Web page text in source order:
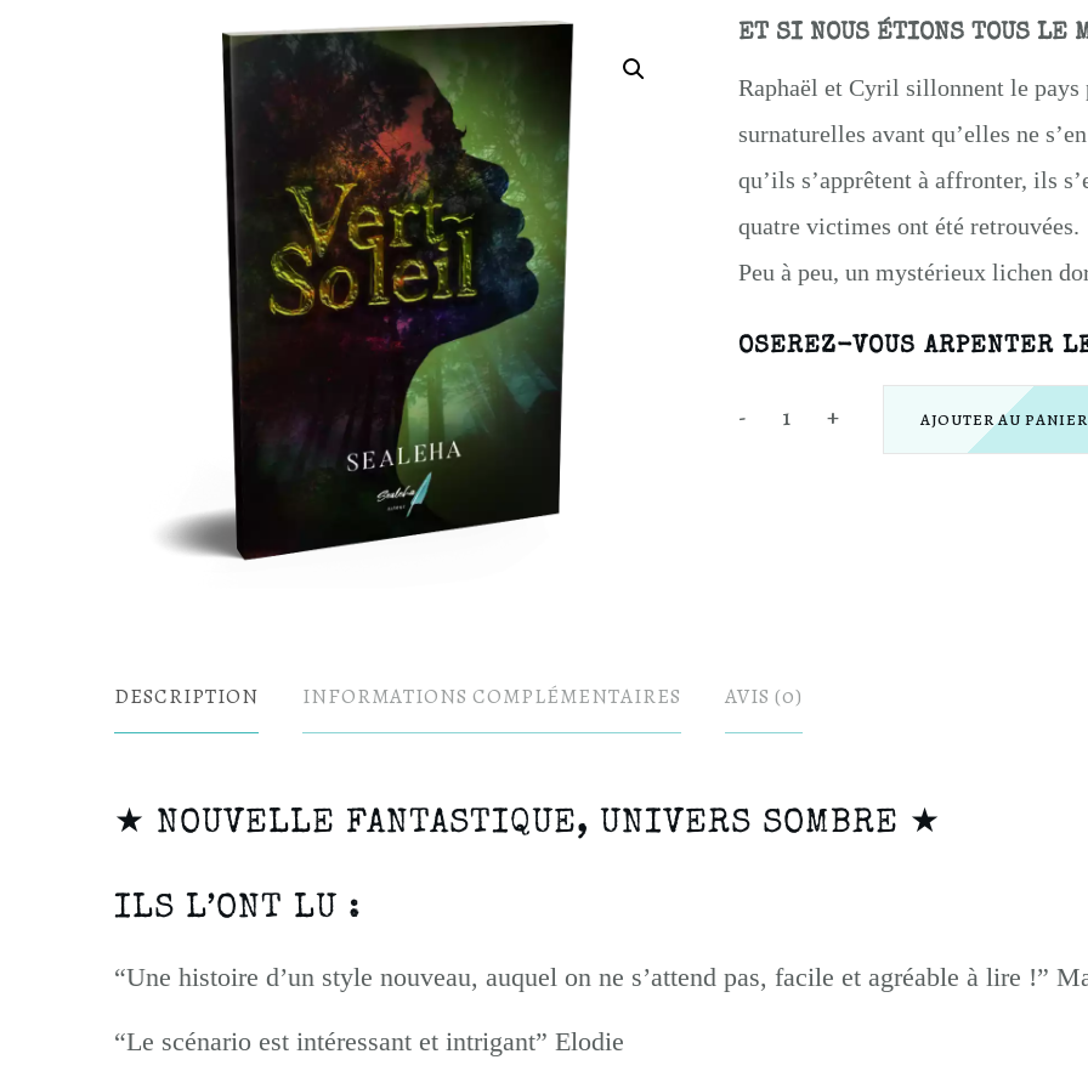
ET SI NOUS ÉTIONS TOUS LE
Raphaël et Cyril sillonnent le pays
surnaturelles avant qu’elles ne
qu’ils s’apprêtent à affronter, ils
quatre victimes ont été retrouvées.
Peu à peu, un mystérieux lichen
OSEREZ-VOUS ARPENTER
- + AJOUTER AU PANIER
DESCRIPTION INFORMATIONS COMPLÉMENTAIRES AVIS (0)
★ NOUVELLE FANTASTIQUE, UNIVERS SOMBRE ★
ILS L’ONT LU :
“Une histoire d’un style nouveau, auquel on ne s’attend pas, facile et agréable à lire !”
“Le scénario est intéressant et intrigant” Elodie